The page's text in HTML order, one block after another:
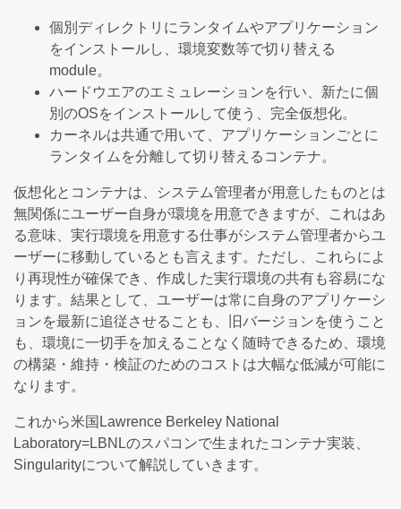
個別ディレクトリにランタイムやアプリケーション
をインストールし、環境変数等で切り替える
module。
ハードウエアのエミュレーションを行い、新たに個
別のOSをインストールして使う、完全仮想化。
カーネルは共通で用いて、アプリケーションごとに
ランタイムを分離して切り替えるコンテナ。
仮想化とコンテナは、システム管理者が用意したものとは
無関係にユーザー自身が環境を用意できますが、これはあ
る意味、実行環境を用意する仕事がシステム管理者からユ
ーザーに移動しているとも言えます。ただし、これらによ
り再現性が確保でき、作成した実行環境の共有も容易にな
ります。結果として、ユーザーは常に自身のアプリケーシ
ョンを最新に追従させることも、旧バージョンを使うこと
も、環境に一切手を加えることなく随時できるため、環境
の構築・維持・検証のためのコストは大幅な低減が可能に
なります。
これから米国Lawrence Berkeley National
Laboratory=LBNLのスパコンで生まれたコンテナ実装、
Singularityについて解説していきます。